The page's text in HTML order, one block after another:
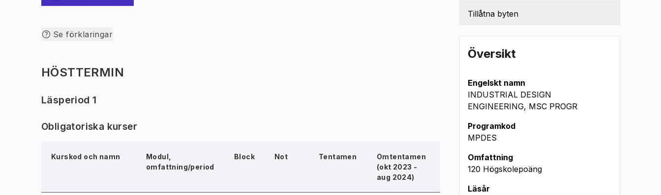
Se förklaringar
HÖSTTERMIN
Läsperiod 1
Obligatoriska kurser
Kurskod och namn
Modul,
omfattning/period
Block Not Tentamen
Omtentamen
(okt 2023 -
aug 2024)
Tillåtna byten
Översikt
Engelskt namn
INDUSTRIAL DESIGN
ENGINEERING, MSC PROGR
Programkod
MPDES
Omfattning
120 Högskolepoäng
Läsår